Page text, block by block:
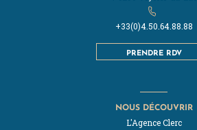
+33(0)4.50.64.88.88
PRENDRE RDV
NOUS DÉCOUVRIR
L'Agence Clerc